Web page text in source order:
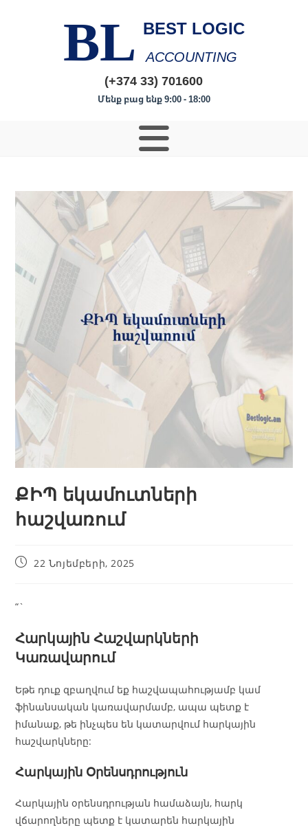
BL BEST LOGIC
ACCOUNTING
(+374 33) 701600
Մենք բաց ենք 9:00 - 18:00
ՔԻՊ եկամուտների
հաշվառում
22 Նոյեմբերի, 2025
“`
Հարկային Հաշվարկների
Կառավարում
Եթե դուք զբաղվում եք հաշվապահությամբ կամ
ֆինանսական կառավարմամբ, ապա պետք է
իմանաք, թե ինչպես են կատարվում հարկային
հաշվարկները:
Հարկային Օրենսդրություն
Հարկային օրենսդրության համաձայն, հարկ
վճարողները պետք է կատարեն հարկային